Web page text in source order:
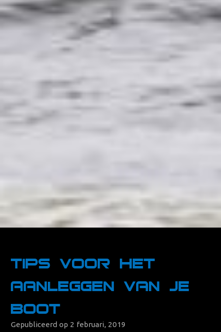
Tips voor het
aanleggen van je
boot
Gepubliceerd op 2 februari, 2019